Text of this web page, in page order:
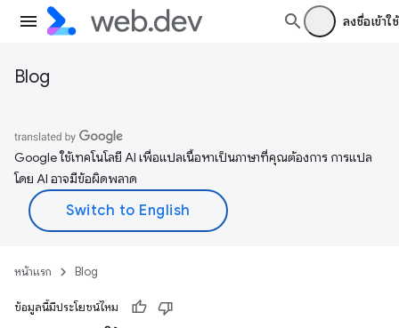
ลงชื่อเข้าใช้
Blog
Google ใช้เทคโนโลยี AI เพื่อแปลเนื้อหาเป็นภาษาที่คุณต้องการ การแปล
โดย AI อาจมีข้อผิดพลาด
หน้าแรก Blog
ข้อมูลนี้มีประโยชน์ไหม